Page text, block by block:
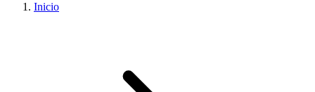
Inicio